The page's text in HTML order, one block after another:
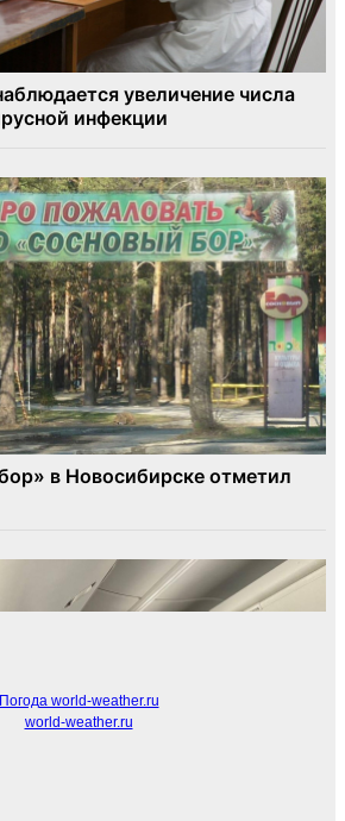
Погода world-weather.ru
world-weather.ru